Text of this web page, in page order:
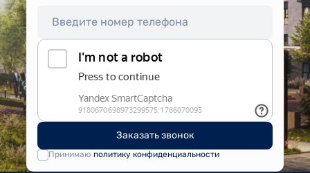
Заказать звонок
Принимаю политику конфиденциальности